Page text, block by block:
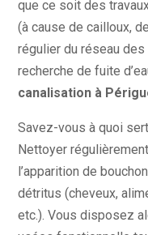
que ce soit des
(à cause de cailloux,
régulier du réseau
recherche de fuite
canalisation à
Savez-vous à quoi
Nettoyer
l’apparition de
détritus (cheveux,
etc.). Vous disposez